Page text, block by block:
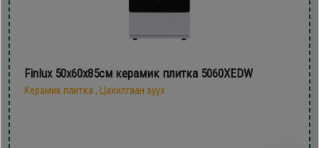
Finlux 50х60х85см керамик плитка 5060XEDW
Керамик плитка , Цахилгаан зуух